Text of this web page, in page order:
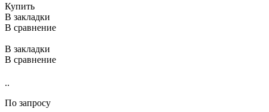
Купить
В закладки
В сравнение
В закладки
В сравнение
..
По запросу